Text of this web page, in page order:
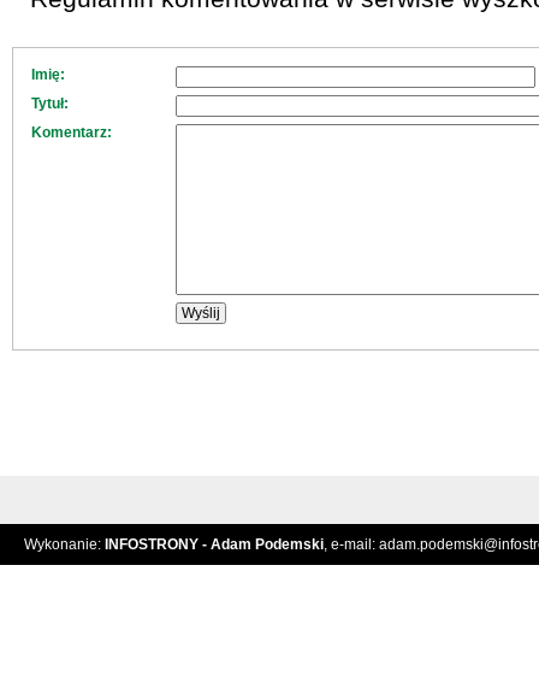
Imię:
Tytuł:
Komentarz:
Wykonanie: INFOSTRONY - Adam Podemski, e-mail: